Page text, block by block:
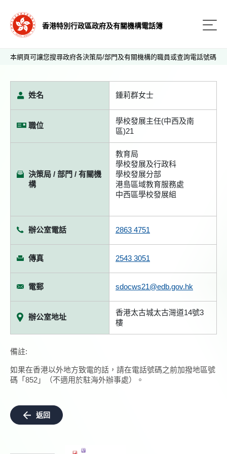
香港特別行政區政府及有關機構電話簿
本網頁可讓您搜尋政府各決策局/部門及有關機構的職員或查詢電話號碼
姓名 鍾莉群女士
職位
學校發展主任(中西及南
區)21
決策局 / 部門 / 有關機
構
教育局
學校發展及行政科
學校發展分部
港島區域教育服務處
中西區學校發展組
辦公室電話 2863 4751
傳真 2543 3051
電郵 sdocws21@edb.gov.hk
辦公室地址
香港太古城太古灣道14號3
樓
備註:
如果在香港以外地方致電的話，請在電話號碼之前加撥地區號
碼「852」（不適用於駐海外辦事處）。
返回